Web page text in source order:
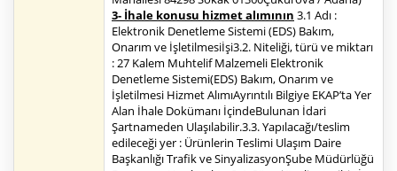
3- İhale konusu hizmet alımının 3.1 Adı :
Elektronik Denetleme Sistemi (EDS) Bakım,
Onarım ve İşletilmesiİşi3.2. Niteliği, türü ve miktarı
: 27 Kalem Muhtelif Malzemeli Elektronik
Denetleme Sistemi(EDS) Bakım, Onarım ve
İşletilmesi Hizmet AlımıAyrıntılı Bilgiye EKAP’ta Yer
Alan İhale Dokümanı İçindeBulunan İdari
Şartnameden Ulaşılabilir.3.3. Yapılacağı/teslim
edileceği yer : Ürünlerin Teslimi Ulaşım Daire
Başkanlığı Trafik ve SinyalizasyonŞube Müdürlüğü